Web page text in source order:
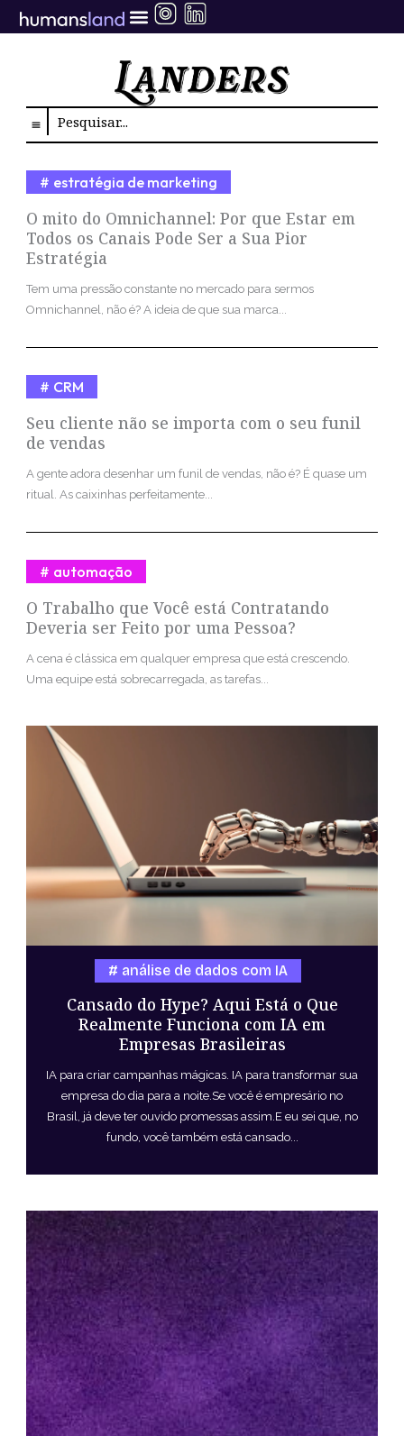
para
Search
O mito do Omnichannel: Por que Estar em
Todos os Canais Pode Ser a Sua Pior
Estratégia
estratégia de marketing
Tem uma pressão constante no mercado para sermos
Omnichannel, não é? A ideia de que sua marca...
Seu cliente não se importa com o seu funil
de vendas
CRM
A gente adora desenhar um funil de vendas, não é? É quase um
ritual. As caixinhas perfeitamente...
O Trabalho que Você está Contratando
Deveria ser Feito por uma Pessoa?
automação
A cena é clássica em qualquer empresa que está crescendo.
Uma equipe está sobrecarregada, as tarefas...
Cansado do Hype? Aqui Está o Que
Realmente Funciona com IA em
Empresas Brasileiras
análise de dados com IA
IA para criar campanhas mágicas. IA para transformar sua
empresa do dia para a noite.Se você é empresário no
Brasil, já deve ter ouvido promessas assim.E eu sei que, no
fundo, você também está cansado...